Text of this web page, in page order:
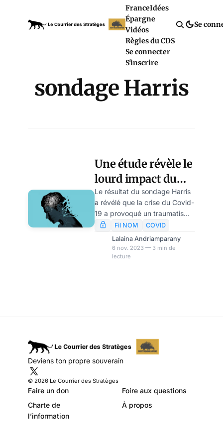
FranceIdées
Épargne
Vidéos
Règles du CDS
Se connecter
S'inscrire
Se
sondage Harris
Une étude révèle le
lourd impact du
covid sur la santé
mentale des
Américains
Le résultat du sondage Harris
a révélé que la crise du Covid-
19 a provoqué un traumatisme
collectif aux Américains. Le
traumatisme collectif
engendré par la pandémie se
manifeste à travers des
Fil NOM
COVID
Lalaina Andriamparany
6 nov. 2023 — 3 min de
lecture
Deviens ton propre souverain
© 2026 Le Courrier des Stratèges
Faire un don
Foire aux questions
Charte de
l’information
À propos